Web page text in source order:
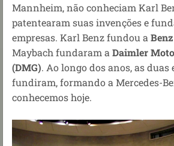
Mannheim, não conheciam Karl
patentearam suas invenções e
empresas. Karl Benz fundou a
Maybach fundaram aDaimler
(DMG). Ao longo dos anos, as duas
fundiram, formando a Mercedes-
conhecemos hoje.